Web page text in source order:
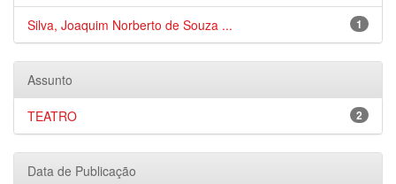
1
Silva, Joaquim Norberto de Souza ...
Assunto
2
TEATRO
Data de Publicação